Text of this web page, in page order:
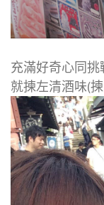
充滿好奇心同挑
就揀左清酒味(